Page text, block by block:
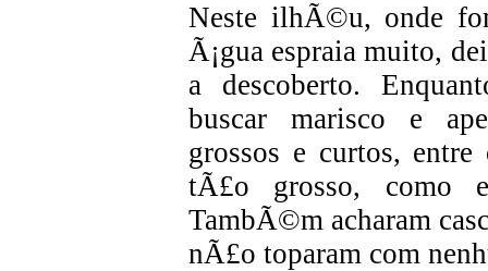
Neste ilhÃ©u, onde
Ã¡gua espraia muito,
a descoberto.
buscar marisco e
grossos e curtos,
tÃ£o grosso, como
TambÃ©m acharam
nÃ£o toparam com